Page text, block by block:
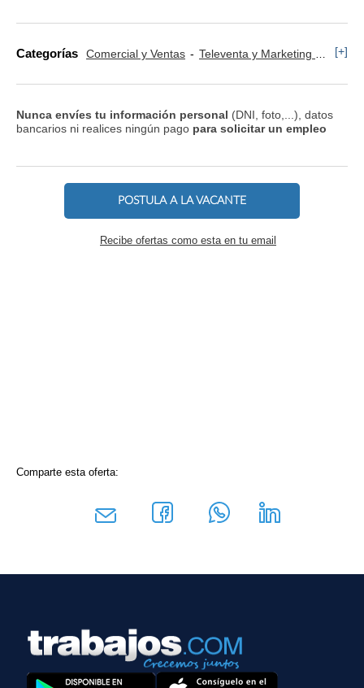
Categorías Comercial y Ventas Televenta y Marketing Telefónico [+]
Nunca envíes tu información personal (DNI, foto,...), datos
bancarios ni realices ningún pago para solicitar un empleo
POSTULA A LA VACANTE
Recibe ofertas como esta en tu email
Comparte esta oferta: